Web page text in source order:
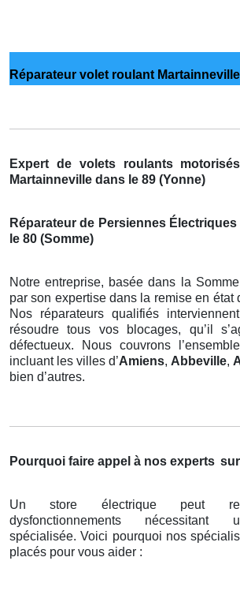
Réparateur volet roulant Martainneville
Expert de volets roulants
Martainneville dans le 89 (Yonne)
Réparateur de Persiennes
le 80 (Somme)
Notre entreprise, basée dans la
par son expertise dans la remise en état
Nos réparateurs qualifiés
résoudre tous vos blocages, qu’il
défectueux. Nous couvrons
incluant les villes d’Amiens, Abbeville,
bien d’autres.
Pourquoi faire appel à nos experts
Un store électrique peut
dysfonctionnements nécessitant
spécialisée. Voici pourquoi nos
placés pour vous aider :